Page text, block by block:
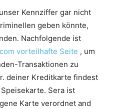
Kennziffer gar nicht
geben könnte,
Nachfolgende ist
vorteilhafte Seite , um
Transaktionen zu
deiner Kreditkarte findest
Sera ist
Karte verordnet and